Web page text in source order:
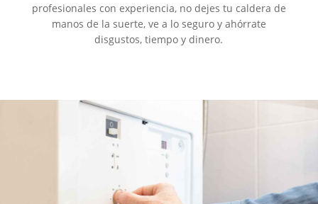
profesionales con experiencia, no dejes tu caldera de
manos de la suerte, ve a lo seguro y ahórrate
disgustos, tiempo y dinero.